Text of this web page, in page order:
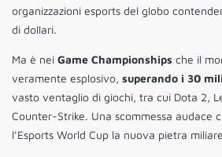
organizzazioni esports del globo
di dollari.
Ma è nei Game Championships che il
veramente esplosivo, superando i 30
vasto ventaglio di giochi, tra cui Dota 2,
Counter-Strike. Una scommessa audace
l’Esports World Cup la nuova pietra